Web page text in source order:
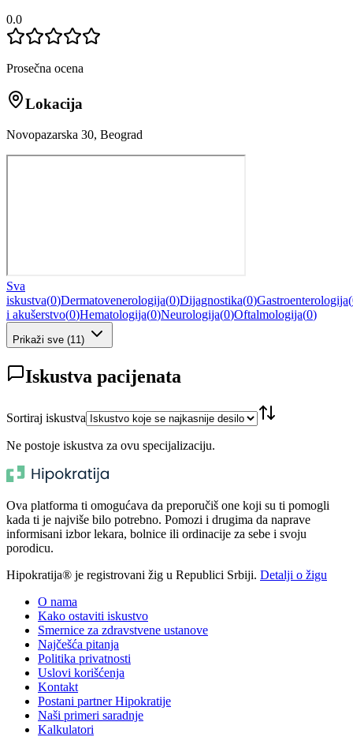
0.0
Prosečna ocena
Lokacija
Novopazarska 30, Beograd
Sva
iskustva(0)Dermatovenerologija(0)Dijagnostika(0)Gastroenterologija(
i akušerstvo(0)Hematologija(0)Neurologija(0)Oftalmologija(0)
Prikaži sve (11 )
Iskustva pacijenata
Sortiraj iskustva
Ne postoje iskustva za ovu specijalizaciju.
Ova platforma ti omogućava da preporučiš one koji su ti pomogli
kada ti je najviše bilo potrebno. Pomozi i drugima da naprave
informisani izbor lekara, bolnice ili ordinacije za sebe i svoju
porodicu.
Hipokratija® je registrovani žig u Republici Srbiji. Detalji o žigu
O nama
Kako ostaviti iskustvo
Smernice za zdravstvene ustanove
Najčešća pitanja
Politika privatnosti
Uslovi korišćenja
Kontakt
Postani partner Hipokratije
Naši primeri saradnje
Kalkulatori